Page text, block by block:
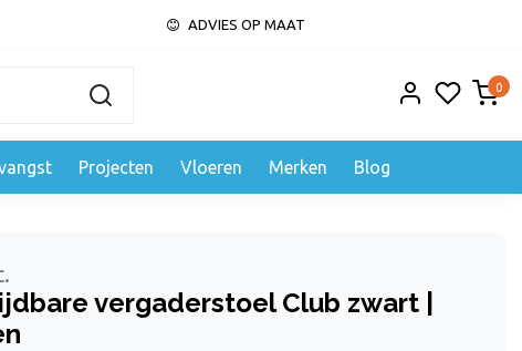
ADVIES OP MAAT
0
Projecten Vloeren Merken Blog
vergaderstoel Club zwart |